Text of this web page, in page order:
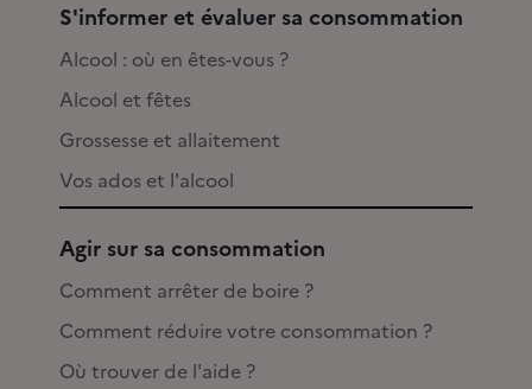
S'informer et évaluer sa consommation
Alcool : où en êtes-vous ?
Alcool et fêtes
Grossesse et allaitement
Vos ados et l'alcool
Agir sur sa consommation
Comment arrêter de boire ?
Comment réduire votre consommation ?
Où trouver de l'aide ?